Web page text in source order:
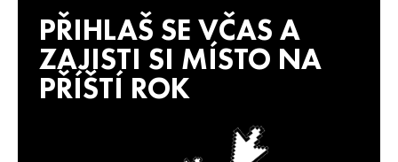
PŘIHLAŠ SE VČAS A
ZAJISTI SI MÍSTO NA
PŘÍŠTÍ ROK